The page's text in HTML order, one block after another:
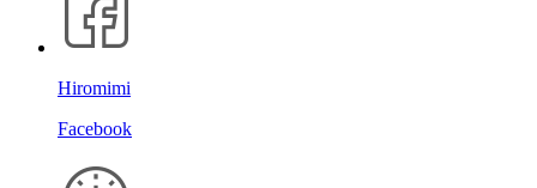
Hiromimi
Facebook